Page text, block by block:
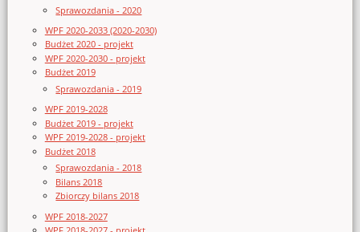
Sprawozdania - 2020
WPF 2020-2033 (2020-2030)
Budżet 2020 - projekt
WPF 2020-2030 - projekt
Budżet 2019
Sprawozdania - 2019
WPF 2019-2028
Budżet 2019 - projekt
WPF 2019-2028 - projekt
Budżet 2018
Sprawozdania - 2018
Bilans 2018
Zbiorczy bilans 2018
WPF 2018-2027